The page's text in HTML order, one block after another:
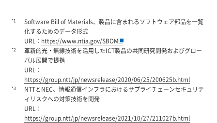
*1
Software Bill of Materials、製品に含まれるソフトウェア部品を一覧
化するためのデータ形式
URL： https://www.ntia.gov/SBOM
*2
革新的光・無線技術を活用したICT製品の共同研究開発およびグロー
バル展開で提携
URL：
https://group.ntt/jp/newsrelease/2020/06/25/200625b.html
*3
NTTとNEC、情報通信インフラにおけるサプライチェーンセキュリテ
ィリスクへの対策技術を開発
URL：
https://group.ntt/jp/newsrelease/2021/10/27/211027b.html